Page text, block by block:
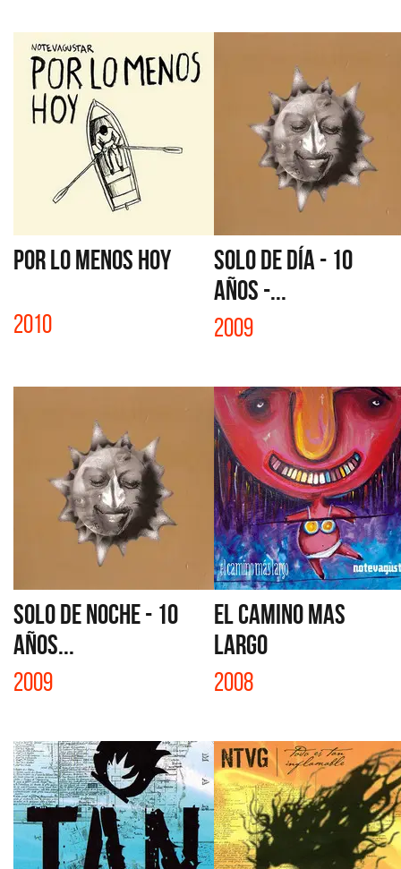
POR LO MENOS HOY
2010
SOLO DE DÍA - 10
AÑOS -...
2009
SOLO DE NOCHE - 10
AÑOS...
2009
EL CAMINO MAS
LARGO
2008